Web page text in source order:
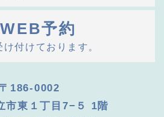
WEB予約
付けております。
〒186-0002
市東１丁目7−５ 1階